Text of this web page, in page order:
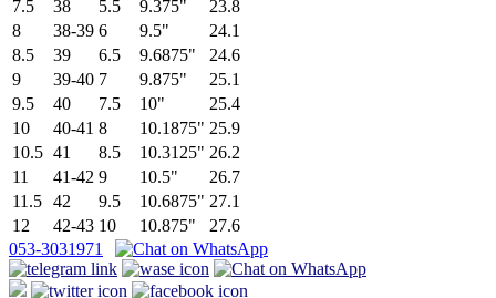
7.5
38 5.5 9.375"
23.8
8
38-39 6 9.5"
24.1
8.5
39 6.5 9.6875"
24.6
9
39-40 7 9.875"
25.1
9.5
40 7.5 10"
25.4
10
40-41 8 10.1875" 25.9
10.5 41 8.5 10.3125" 26.2
11
41-42 9 10.5"
26.7
11.5 42 9.5 10.6875" 27.1
12
42-43 10 10.875"
27.6
053-3031971